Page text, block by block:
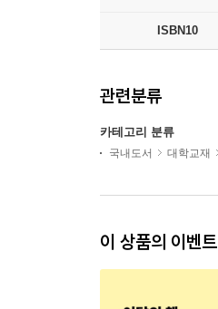
ISBN10
관련분류
카테고리 분류
국내도서 대학교재
이 상품의 이벤트